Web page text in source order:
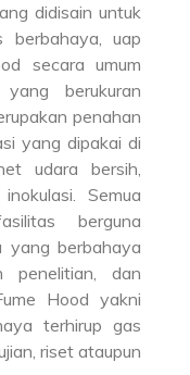
didisain untuk
berbahaya, uap
secara umum
berukuran
penahan
yang dipakai di
udara bersih,
Semua
berguna
yang berbahaya
penelitian, dan
Hood yakni
terhirup gas
riset ataupun